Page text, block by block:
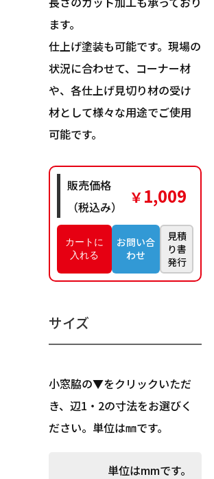
ます。
仕上げ塗装も可能です。現場の
状況に合わせて、コーナー材
や、各仕上げ見切り材の受け
材として様々な用途でご使用
可能です。
販売価格
（税込み）
￥1,009
お問い合
わせ
見積
り書
発行
サイズ
小窓脇の▼をクリックいただ
き、辺1・2の寸法をお選びく
ださい。単位は㎜です。
単位はmmです。